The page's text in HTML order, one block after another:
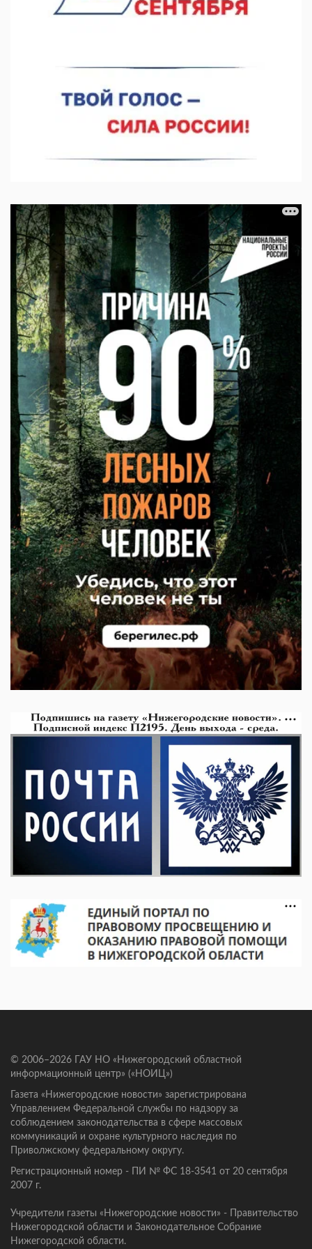
© 2006–2026 ГАУ НО «Нижегородский областной
информационный центр» («НОИЦ»)
Газета «Нижегородские новости» зарегистрирована
Управлением Федеральной службы по надзору за
соблюдением законодательства в сфере массовых
коммуникаций и охране культурного наследия по
Приволжскому федеральному округу.
Регистрационный номер - ПИ № ФС 18-3541 от 20 сентября
2007 г.
Учредители газеты «Нижегородские новости» - Правительство
Нижегородской области и Законодательное Собрание
Нижегородской области.